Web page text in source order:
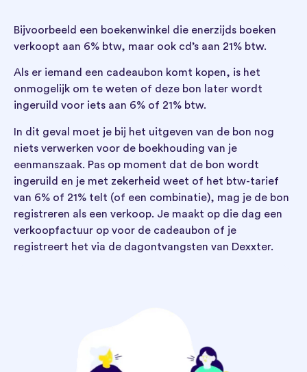
Bijvoorbeeld een boekenwinkel die enerzijds boeken
verkoopt aan 6% btw, maar ook cd’s aan 21% btw.
Als er iemand een cadeaubon komt kopen, is het
onmogelijk om te weten of deze bon later wordt
ingeruild voor iets aan 6% of 21% btw.
In dit geval moet je bij het uitgeven van de bon nog
niets verwerken voor de boekhouding van je
eenmanszaak. Pas op moment dat de bon wordt
ingeruild en je met zekerheid weet of het btw-tarief
van 6% of 21% telt (of een combinatie), mag je de bon
registreren als een verkoop. Je maakt op die dag een
verkoopfactuur op voor de cadeaubon of je
registreert het via de dagontvangsten van Dexxter.